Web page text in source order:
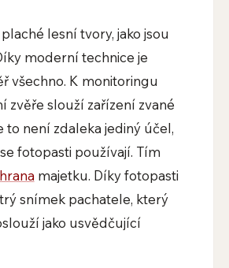
lesní tvory, jako jsou
moderní technice je
všechno. K monitoringu
zvěře slouží zařízení zvané
to není zdaleka jediný účel,
fotopasti používají. Tím
majetku. Díky fotopasti
snímek pachatele, který
jako usvědčující